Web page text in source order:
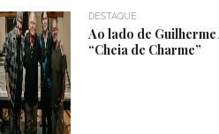
DESTAQUE
Ao lado de
“Cheia de Charme”